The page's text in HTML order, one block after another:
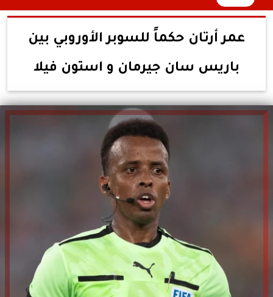
عمر أرتان حكماً للسوبر الأوروبي بين
باريس سان جيرمان و استون فيلا